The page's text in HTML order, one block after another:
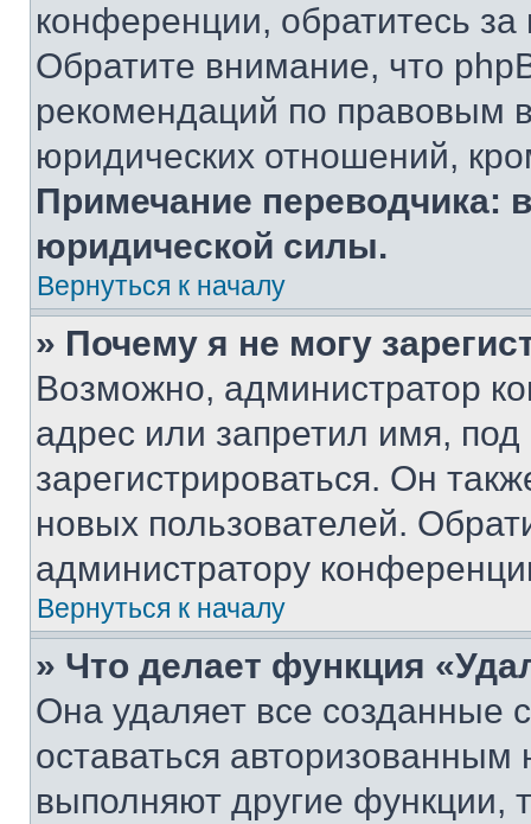
конференции, обратитесь
Обратите внимание, что
рекомендаций по правовым
юридических отношений,
Примечание переводчика:
юридической силы.
Вернуться к началу
» Почему я не могу
Возможно, администратор
адрес или запретил имя,
зарегистрироваться. Он
новых пользователей.
администратору
Вернуться к началу
» Что делает функция
Она удаляет все созданные
оставаться
выполняют другие функции,